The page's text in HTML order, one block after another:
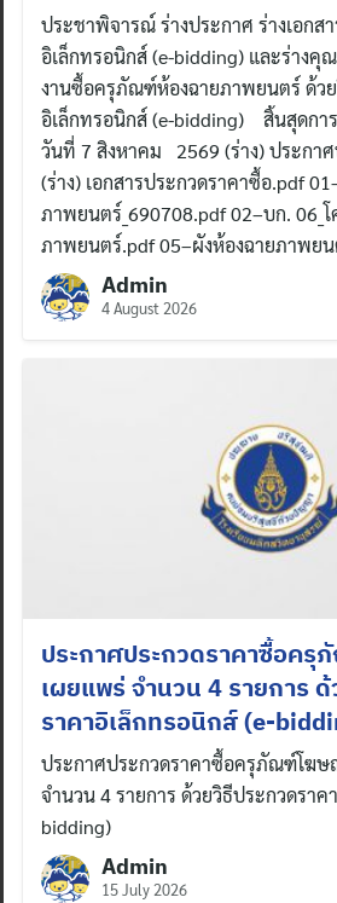
ประชาพิจารณ์ ร่างประกาศ ร่างเอกส
อิเล็กทรอนิกส์ (e-bidding) และร่างคุ
งานซื้อครุภัณฑ์ห้องฉายภาพยนตร์ ด้ว
อิเล็กทรอนิกส์ (e-bidding) สิ้นสุดกา
วันที่ 7 สิงหาคม 2569 (ร่าง) ประกา
(ร่าง) เอกสารประกวดราคาซื้อ.pdf
ภาพยนตร์_690708.pdf 02–บก. 06_โ
ภาพยนตร์.pdf 05–ผังห้องฉายภาพย
Admin
4 August 2026
ประกาศประกวดราคาซื้อค
เผยแพร่ จำนวน 4 รายการ
ราคาอิเล็กทรอนิกส์ (e-
ประกาศประกวดราคาซื้อครุภัณฑ์โฆษ
จำนวน 4 รายการ ด้วยวิธีประกวดราค
bidding)
Admin
15 July 2026